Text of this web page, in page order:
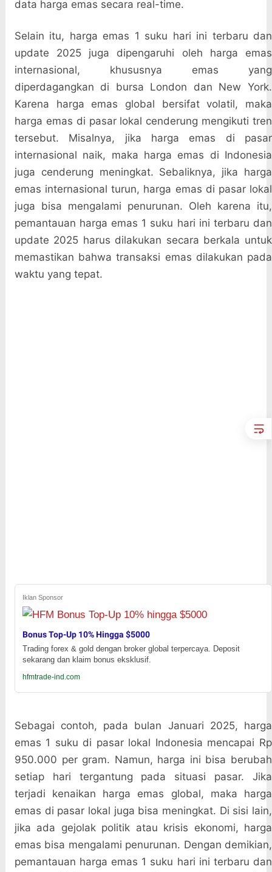
data harga emas secara real-time.
Selain itu, harga emas 1 suku hari ini terbaru dan
update 2025 juga dipengaruhi oleh harga emas
internasional, khususnya emas yang
diperdagangkan di bursa London dan New York.
Karena harga emas global bersifat volatil, maka
harga emas di pasar lokal cenderung mengikuti tren
tersebut. Misalnya, jika harga emas di pasar
internasional naik, maka harga emas di Indonesia
juga cenderung meningkat. Sebaliknya, jika harga
emas internasional turun, harga emas di pasar lokal
juga bisa mengalami penurunan. Oleh karena itu,
pemantauan harga emas 1 suku hari ini terbaru dan
update 2025 harus dilakukan secara berkala untuk
memastikan bahwa transaksi emas dilakukan pada
waktu yang tepat.
Iklan Sponsor
Bonus Top-Up 10% Hingga $5000
Trading forex & gold dengan broker global terpercaya. Deposit
sekarang dan klaim bonus eksklusif.
hfmtrade-ind.com
Sebagai contoh, pada bulan Januari 2025, harga
emas 1 suku di pasar lokal Indonesia mencapai Rp
950.000 per gram. Namun, harga ini bisa berubah
setiap hari tergantung pada situasi pasar. Jika
terjadi kenaikan harga emas global, maka harga
emas di pasar lokal juga bisa meningkat. Di sisi lain,
jika ada gejolak politik atau krisis ekonomi, harga
emas bisa mengalami penurunan. Dengan demikian,
pemantauan harga emas 1 suku hari ini terbaru dan